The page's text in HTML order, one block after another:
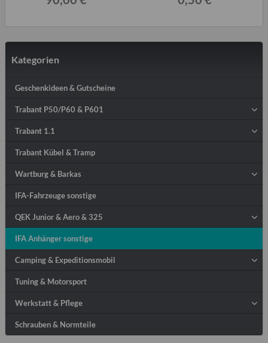
Kategorien
Geschenkideen & Gutscheine
Trabant P50/P60 & P601
Trabant 1.1
Trabant Kübel & Tramp
Wartburg & Barkas
IFA-Fahrzeuge sonstige
QEK Junior & Aero & 325
IFA Anhänger sonstige
Camping & Expeditionsmobil
Tuning & Motorsport
Werkstatt & Pflege
Schrauben & Normteile